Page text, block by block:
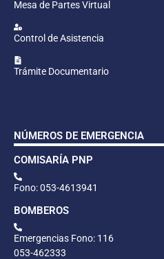
Mesa de Partes Virtual
Control de Asistencia
Trámite Documentario
NÚMEROS DE EMERGENCIA
COMISARÍA PNP
Fono: 053-4613941
BOMBEROS
Emergencias Fono: 116
053-462333